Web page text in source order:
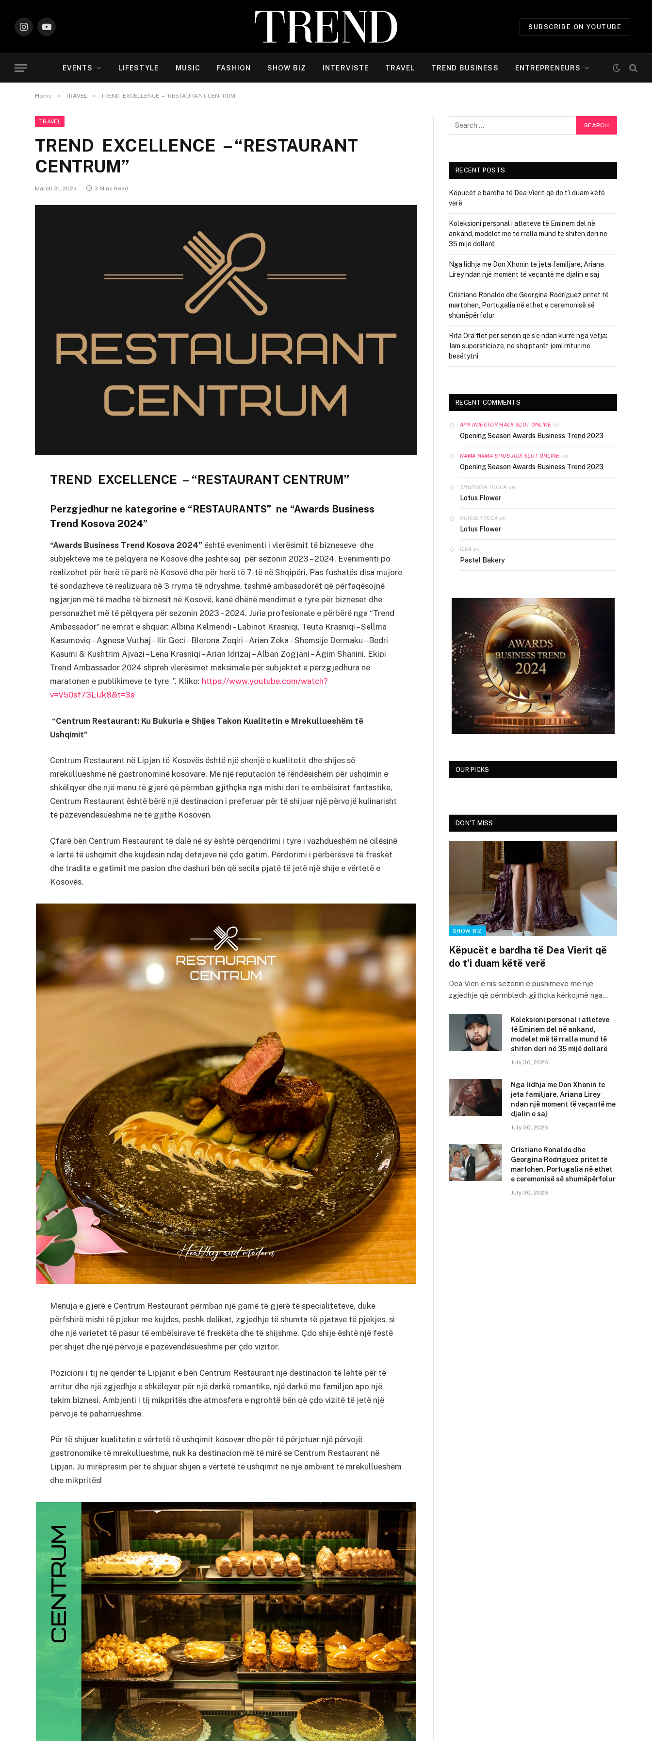
InstagramYouTube
SUBSCRIBE ON YOUTUBE
EVENTS LIFESTYLE MUSIC FASHION SHOW BIZ INTERVISTE TRAVEL TREND BUSINESS ENTREPRENEURS
Home » TRAVEL » TREND EXCELLENCE – “RESTAURANT CENTRUM”
TRAVEL
TREND EXCELLENCE – “RESTAURANT
CENTRUM”
March 31, 2024 3 Mins Read
TREND EXCELLENCE – “RESTAURANT CENTRUM”
Perzgjedhur ne kategorine e “RESTAURANTS” ne “Awards Business
Trend Kosova 2024”
“Awards Business Trend Kosova 2024” është evenimenti i vlerësimit të bizneseve dhe
subjekteve më të pëlqyera në Kosovë dhe jashte saj për sezonin 2023 – 2024. Evenimenti po
realizohet për herë të parë në Kosovë dhe për herë të 7-të në Shqipëri. Pas fushatës disa mujore
të sondazheve të realizuara në 3 rryma të ndryshme, tashmë ambasadorët që përfaqësojnë
ngjarjen më të madhe të biznesit në Kosovë, kanë dhënë mendimet e tyre për bizneset dhe
personazhet më të pëlqyera për sezonin 2023 – 2024. Juria profesionale e përbërë nga “Trend
Ambassador” në emrat e shquar: Albina Kelmendi – Labinot Krasniqi, Teuta Krasniqi – Sellma
Kasumoviq – Agnesa Vuthaj – Ilir Geci – Blerona Zeqiri – Arian Zeka – Shemsije Dermaku – Bedri
Kasumi & Kushtrim Ajvazi – Lena Krasniqi – Arian Idrizaj – Alban Zogjani – Agim Shanini. Ekipi
Trend Ambassador 2024 shpreh vlerësimet maksimale për subjektet e perzgjedhura ne
maratonen e publikimeve te tyre ”. Kliko: https://www.youtube.com/watch?
v=V50sf73LUk8&t=3s
“Centrum Restaurant: Ku Bukuria e Shijes Takon Kualitetin e Mrekullueshëm të
Ushqimit”
Centrum Restaurant në Lipjan të Kosovës është një shenjë e kualitetit dhe shijes së
mrekullueshme në gastronominë kosovare. Me një reputacion të rëndësishëm për ushqimin e
shkëlqyer dhe një menu të gjerë që përmban gjithçka nga mishi deri te embëlsirat fantastike,
Centrum Restaurant është bërë një destinacion i preferuar për të shijuar një përvojë kulinarisht
të pazëvendësueshme në të gjithë Kosovën.
Çfarë bën Centrum Restaurant të dalë në sy është përqendrimi i tyre i vazhdueshëm në cilësinë
e lartë të ushqimit dhe kujdesin ndaj detajeve në çdo gatim. Përdorimi i përbërësve të freskët
dhe tradita e gatimit me pasion dhe dashuri bën që secila pjatë të jetë një shije e vërtetë e
Kosovës.
Menuja e gjerë e Centrum Restaurant përmban një gamë të gjerë të specialiteteve, duke
përfshirë mishi të pjekur me kujdes, peshk delikat, zgjedhje të shumta të pjatave të pjekjes, si
dhe një varietet të pasur të embëlsirave të freskëta dhe të shijshme. Çdo shije është një festë
për shijet dhe një përvojë e pazëvendësueshme për çdo vizitor.
Pozicioni i tij në qendër të Lipjanit e bën Centrum Restaurant një destinacion të lehtë për të
arritur dhe një zgjedhje e shkëlqyer për një darkë romantike, një darkë me familjen apo një
takim biznesi. Ambjenti i tij mikpritës dhe atmosfera e ngrohtë bën që çdo vizitë të jetë një
përvojë të paharrueshme.
Për të shijuar kualitetin e vërtetë të ushqimit kosovar dhe për të përjetuar një përvojë
gastronomike të mrekullueshme, nuk ka destinacion më të mirë se Centrum Restaurant në
Lipjan. Ju mirëpresim për të shijuar shijen e vërtetë të ushqimit në një ambient të mrekullueshëm
dhe mikpritës!
RECENT POSTS
Këpucët e bardha të Dea Vierit që do t’i duam këtë
verë
Koleksioni personal i atleteve të Eminem del në
ankand, modelet më të rralla mund të shiten deri në
35 mijë dollarë
Nga lidhja me Don Xhonin te jeta familjare, Ariana
Lirey ndan një moment të veçantë me djalin e saj
Cristiano Ronaldo dhe Georgina Rodríguez pritet të
martohen, Portugalia në ethet e ceremonisë së
shumëpërfolur
Rita Ora flet për sendin që s’e ndan kurrë nga vetja:
Jam supersticioze, ne shqiptarët jemi rritur me
besëtytni
RECENT COMMENTS
APK INJECTOR HACK SLOT ONLINE on
Opening Season Awards Business Trend 2023
NAMA NAMA SITUS JUDI SLOT ONLINE on
Opening Season Awards Business Trend 2023
XHENSIKA TROCA on
Lotus Flower
NURIJE TROCAon
Lotus Flower
ILDA on
Pastel Bakery
OUR PICKS
DON'T MISS
SHOW BIZ
Këpucët e bardha të Dea Vierit që
do t’i duam këtë verë
Dea Vieri e nis sezonin e pushimeve me një
zgjedhje që përmbledh gjithçka kërkojmë nga…
Koleksioni personal i atleteve
të Eminem del në ankand,
modelet më të rralla mund të
shiten deri në 35 mijë dollarë
July 30, 2026
Nga lidhja me Don Xhonin te
jeta familjare, Ariana Lirey
ndan një moment të veçantë me
djalin e saj
July 30, 2026
Cristiano Ronaldo dhe
Georgina Rodríguez pritet të
martohen, Portugalia në ethet
e ceremonisë së shumëpërfolur
July 30, 2026